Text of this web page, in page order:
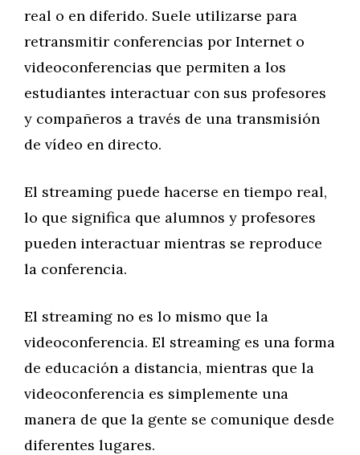
real o en diferido. Suele utilizarse para
retransmitir conferencias por Internet o
videoconferencias que permiten a los
estudiantes interactuar con sus profesores
y compañeros a través de una transmisión
de vídeo en directo.
El streaming puede hacerse en tiempo real,
lo que significa que alumnos y profesores
pueden interactuar mientras se reproduce
la conferencia.
El streaming no es lo mismo que la
videoconferencia. El streaming es una forma
de educación a distancia, mientras que la
videoconferencia es simplemente una
manera de que la gente se comunique desde
diferentes lugares.